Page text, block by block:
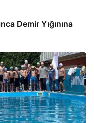
Demir Yığınına